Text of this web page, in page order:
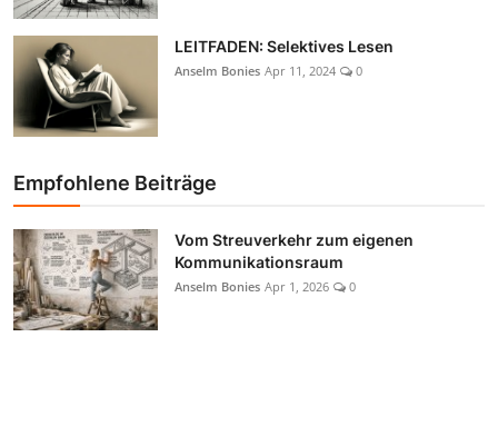
LEITFADEN: Selektives Lesen
Anselm Bonies Apr 11, 2024 0
Empfohlene Beiträge
Vom Streuverkehr zum eigenen
Kommunikationsraum
Anselm Bonies Apr 1, 2026 0